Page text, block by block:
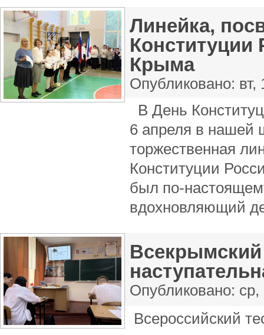
Линейка,
Конституции
Крыма
Опубликовано: вт,
В День
6 апреля в нашей
торжественная
Конституции
был по-
вдохновляющий
Опубликовано: ср,
Всероссийский